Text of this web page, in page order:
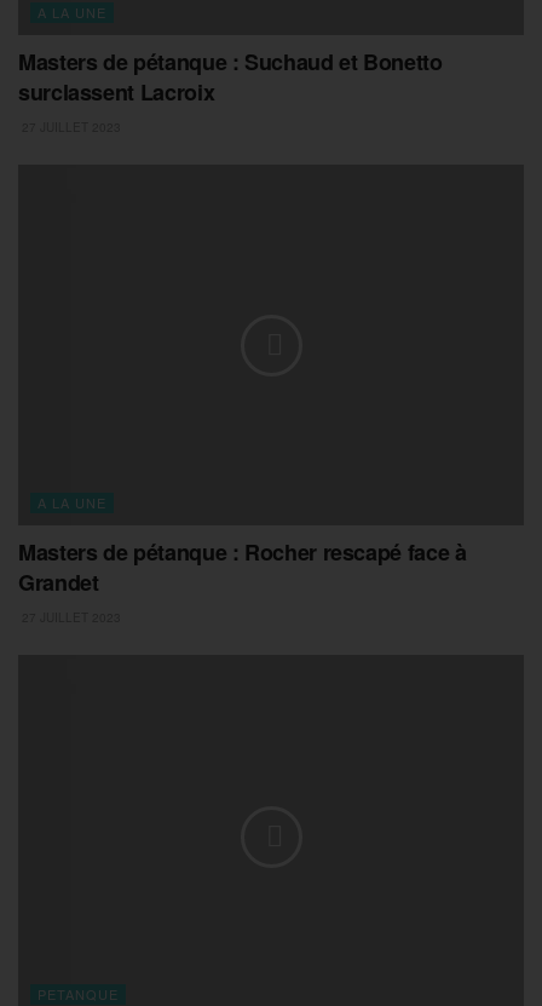
A LA UNE
Masters de pétanque : Suchaud et Bonetto
surclassent Lacroix
A LA UNE
Masters de pétanque : Rocher rescapé face à
Grandet
PETANQUE